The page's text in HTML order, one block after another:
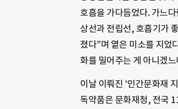
호흡을 가다듬었다. 가느
상선과 전립선, 호흡기가
졌다”며 옅은 미소를 지었
화를 밀어주는 게 아니겠
이날 이뤄진 ‘인간문화재
독약품은 문화재청, 전국